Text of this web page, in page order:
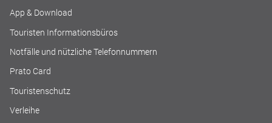
App & Download
Touristen Informationsbüros
Notfälle und nützliche Telefonnummern
Prato Card
Touristenschutz
Verleihe